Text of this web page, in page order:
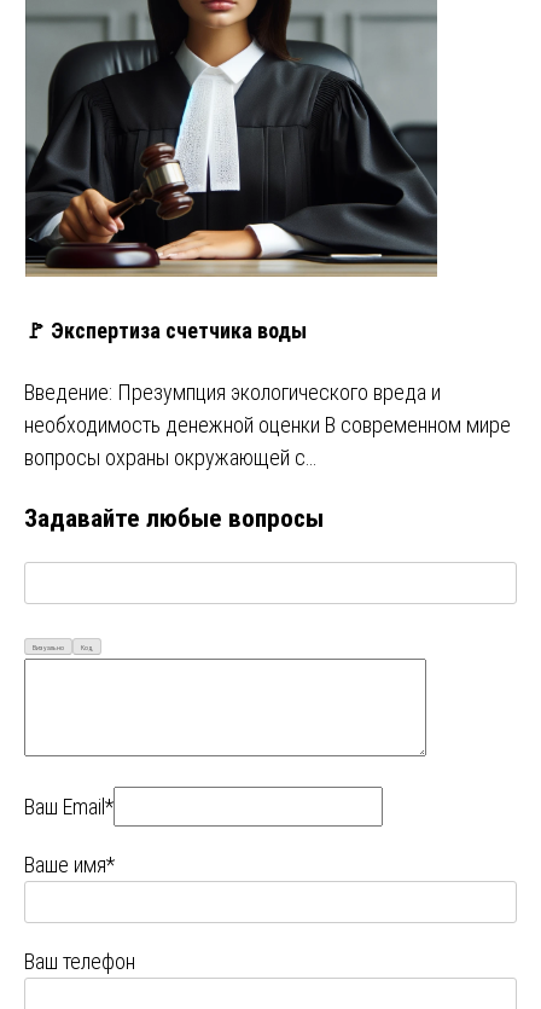
🚩 Экспертиза счетчика воды
Введение: Презумпция экологического вреда и
необходимость денежной оценки В современном мире
вопросы охраны окружающей с…
Задавайте любые вопросы
Визуально Код
Ваш Email*
Ваше имя*
Ваш телефон